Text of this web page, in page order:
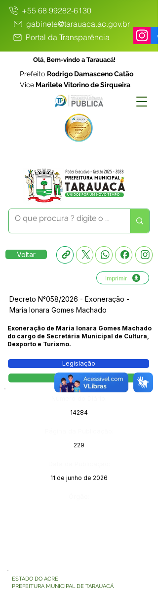
+55 68 99282-6130
gabinete@tarauaca.ac.gov.br
Portal da Transparência
Olá, Bem-vindo a Tarauacá!
Prefeito Rodrigo Damasceno Catão
Vice Marilete Vitorino de Sirqueira
Voltar
Imprimir
Decreto N°058/2026 - Exoneração -
Maria Ionara Gomes Machado
Exoneração de Maria Ionara Gomes Machado
do cargo de Secretária Municipal de Cultura,
Desporto e Turismo.
Legislação
Decreto
14284
229
11 de junho de 2026
ESTADO DO ACRE
PREFEITURA MUNICIPAL DE TARAUACÁ